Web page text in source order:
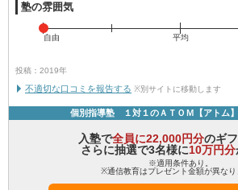
塾の雰囲気
自由 平均
投稿：2019年
不適切な口コミを報告する ※別サイトに移動します
個別指導塾 １対１のＡＴＯＭ【アトム
入塾で全員に22,000円分のギ
さらに抽選で3名様に10万円分
※適用条件あり。
※通信教育はプレゼント金額が異なり